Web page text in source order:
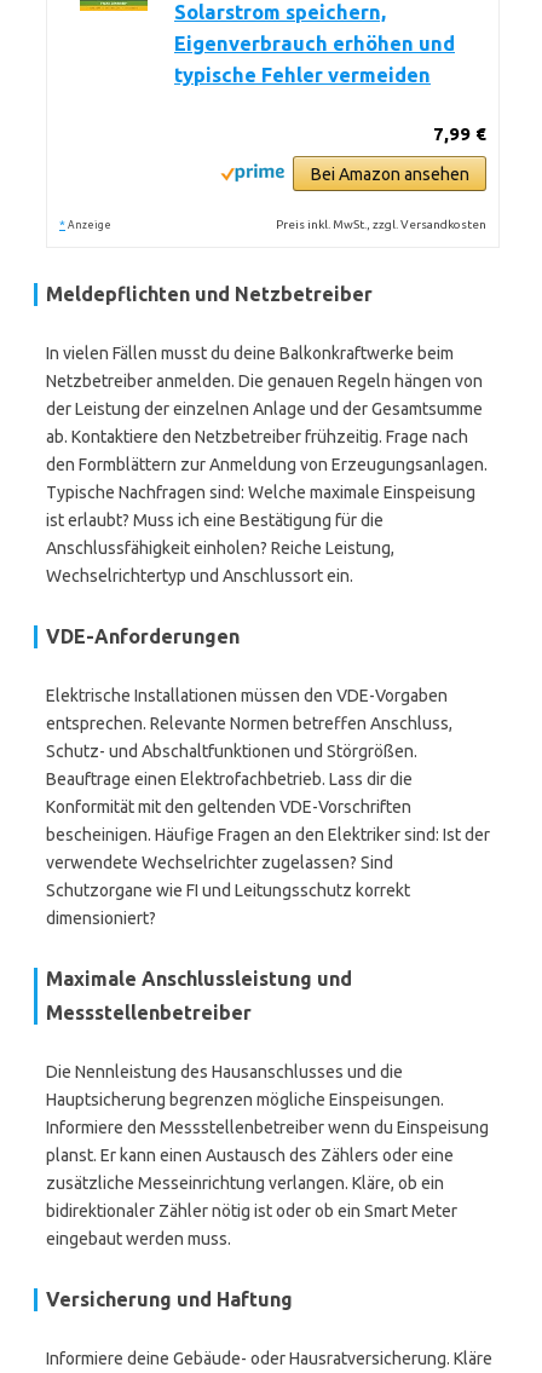
Solarstrom speichern,
Eigenverbrauch erhöhen und
typische Fehler vermeiden
7,99 €
Bei Amazon ansehen
* Anzeige Preis inkl. MwSt., zzgl. Versandkosten
Meldepflichten und Netzbetreiber
In vielen Fällen musst du deine Balkonkraftwerke beim
Netzbetreiber anmelden. Die genauen Regeln hängen von
der Leistung der einzelnen Anlage und der Gesamtsumme
ab. Kontaktiere den Netzbetreiber frühzeitig. Frage nach
den Formblättern zur Anmeldung von Erzeugungsanlagen.
Typische Nachfragen sind: Welche maximale Einspeisung
ist erlaubt? Muss ich eine Bestätigung für die
Anschlussfähigkeit einholen? Reiche Leistung,
Wechselrichtertyp und Anschlussort ein.
VDE-Anforderungen
Elektrische Installationen müssen den VDE-Vorgaben
entsprechen. Relevante Normen betreffen Anschluss,
Schutz- und Abschaltfunktionen und Störgrößen.
Beauftrage einen Elektrofachbetrieb. Lass dir die
Konformität mit den geltenden VDE-Vorschriften
bescheinigen. Häufige Fragen an den Elektriker sind: Ist der
verwendete Wechselrichter zugelassen? Sind
Schutzorgane wie FI und Leitungsschutz korrekt
dimensioniert?
Maximale Anschlussleistung und
Messstellenbetreiber
Die Nennleistung des Hausanschlusses und die
Hauptsicherung begrenzen mögliche Einspeisungen.
Informiere den Messstellenbetreiber wenn du Einspeisung
planst. Er kann einen Austausch des Zählers oder eine
zusätzliche Messeinrichtung verlangen. Kläre, ob ein
bidirektionaler Zähler nötig ist oder ob ein Smart Meter
eingebaut werden muss.
Versicherung und Haftung
Informiere deine Gebäude- oder Hausratversicherung. Kläre